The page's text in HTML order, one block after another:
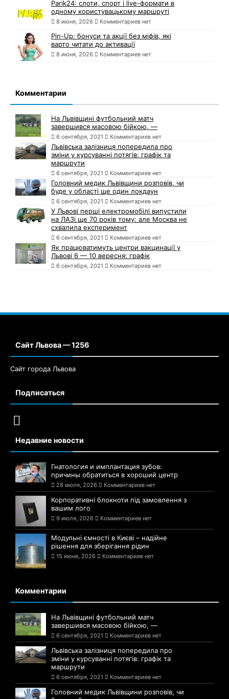
Parik24: слоти, спорт і live-формати в
одному користувацькому маршруті
8 июня, 2026 Комментариев нет
Pin-Up: бонуси та акції без міфів, які
варто читати до активації
8 июня, 2026 Комментариев нет
Комментарии
На Львівщині футбольний матч
завершився масовою бійкою, —
6 сентября, 2021 Комментариев нет
Львівська залізниця попередила про
зміни у курсуванні потягів: графік та
маршрути
6 сентября, 2021 Комментариев нет
Головний медик Львівщини розповів, чи
буде у області ще один локдаун
6 сентября, 2021 Комментариев нет
У Львові перші електромобілі випустили
на ЛАЗі ще 70 років тому: але Москва не
схвалила експеримент
6 сентября, 2021 Комментариев нет
Як працюватимуть центри вакцинації у
Львові 6 — 10 вересня: графік
6 сентября, 2021 Комментариев нет
Сайт Львова — 1256
Сайт города Львова
Подписаться
Недавние новости
Гнатология и имплантация зубов:
причины обратиться в хороший центр
28 июля, 2026 Комментариев нет
Корпоративні блокноти під замовлення з
вашим лого
9 июля, 2026 Комментариев нет
Модульні ємності в Києві – надійне
рішення для зберігання рідин
15 июня, 2026 Комментариев нет
Комментарии
На Львівщині футбольний матч
завершився масовою бійкою, —
6 сентября, 2021 Комментариев нет
Львівська залізниця попередила про
зміни у курсуванні потягів: графік та
маршрути
6 сентября, 2021 Комментариев нет
Головний медик Львівщини розповів, чи